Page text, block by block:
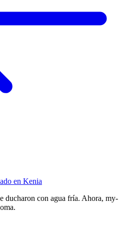
en Kenia
ducharon con agua fría. Ahora, my-